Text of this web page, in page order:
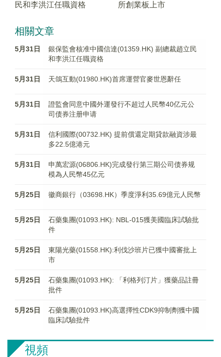
民和李洪江任職資格
所創業板上市
相關文章
5月31日
銀保監會核准中國信達(01359.HK) 副總裁趙立民
和李洪江任職資格
5月31日 天鴿互動(01980.HK)首席運營官麥世恩辭任
5月31日
證監會同意中國外運發行不超过人民幣40亿元公
司债券注册申请
5月31日
信利國際(00732.HK) 提前償還定期貸款融資涉最
多22.5億港元
5月31日
申萬宏源(06806.HK)完成發行第三期公司债券规
模為人民幣45亿元
5月25日 徽商銀行（03698.HK）季度淨利35.69億元人民幣
5月25日
石藥集團(01093.HK): NBL-015獲美國臨床試驗批
件
5月25日
東陽光藥(01558.HK):利伐沙班片已獲中國審批上
市
5月25日
石藥集團(01093.HK): 「利格列汀片」獲藥品註冊
批件
5月25日
石藥集團(01093.HK)高選擇性CDK9抑制劑獲中國
臨床試驗批件
視頻